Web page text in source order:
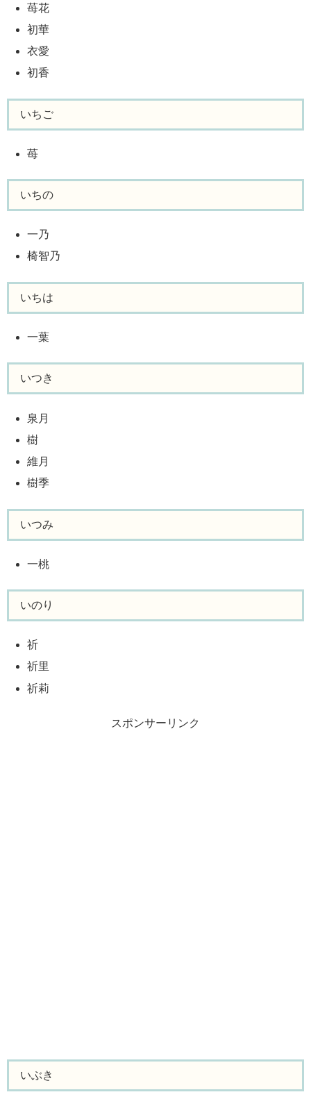
苺花
初華
衣愛
初香
いちご
苺
いちの
一乃
椅智乃
いちは
一葉
いつき
泉月
樹
維月
樹季
いつみ
一桃
いのり
祈
祈里
祈莉
スポンサーリンク
いぶき